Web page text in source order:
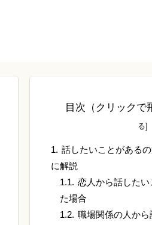
目次（クリックで
話したいことがある
に解説
恋人から話した
た場合
職場関係の人か